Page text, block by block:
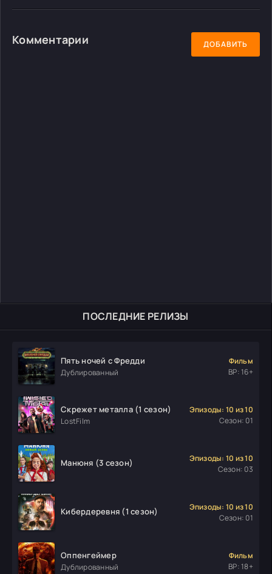
ПОСЛЕДНИЕ РЕЛИЗЫ
Пять ночей с Фредди
Дублированный
Фильм
ВР: 16+
Скрежет металла (1 сезон)
LostFilm
Эпизоды: 10 из 10
Сезон: 01
Манюня (3 сезон)
Эпизоды: 10 из 10
Сезон: 03
Кибердеревня (1 сезон)
Эпизоды: 10 из 10
Сезон: 01
Оппенгеймер
Дублированный
Фильм
ВР: 18+
Комментарии ДОБАВИТЬ